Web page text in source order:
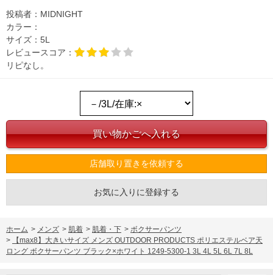
投稿者： MIDNIGHT
カラー：
サイズ： 5L
レビュースコア：
リピなし。
店舗取り置きを依頼する
お気に入りに登録する
ホーム > メンズ > 肌着 > 肌着・下 > ボクサーパンツ
>
【max8】大きいサイズ メンズ OUTDOOR PRODUCTS ポリエステルベア天
ロング ボクサーパンツ ブラック×ホワイト 1249-5300-1 3L 4L 5L 6L 7L 8L